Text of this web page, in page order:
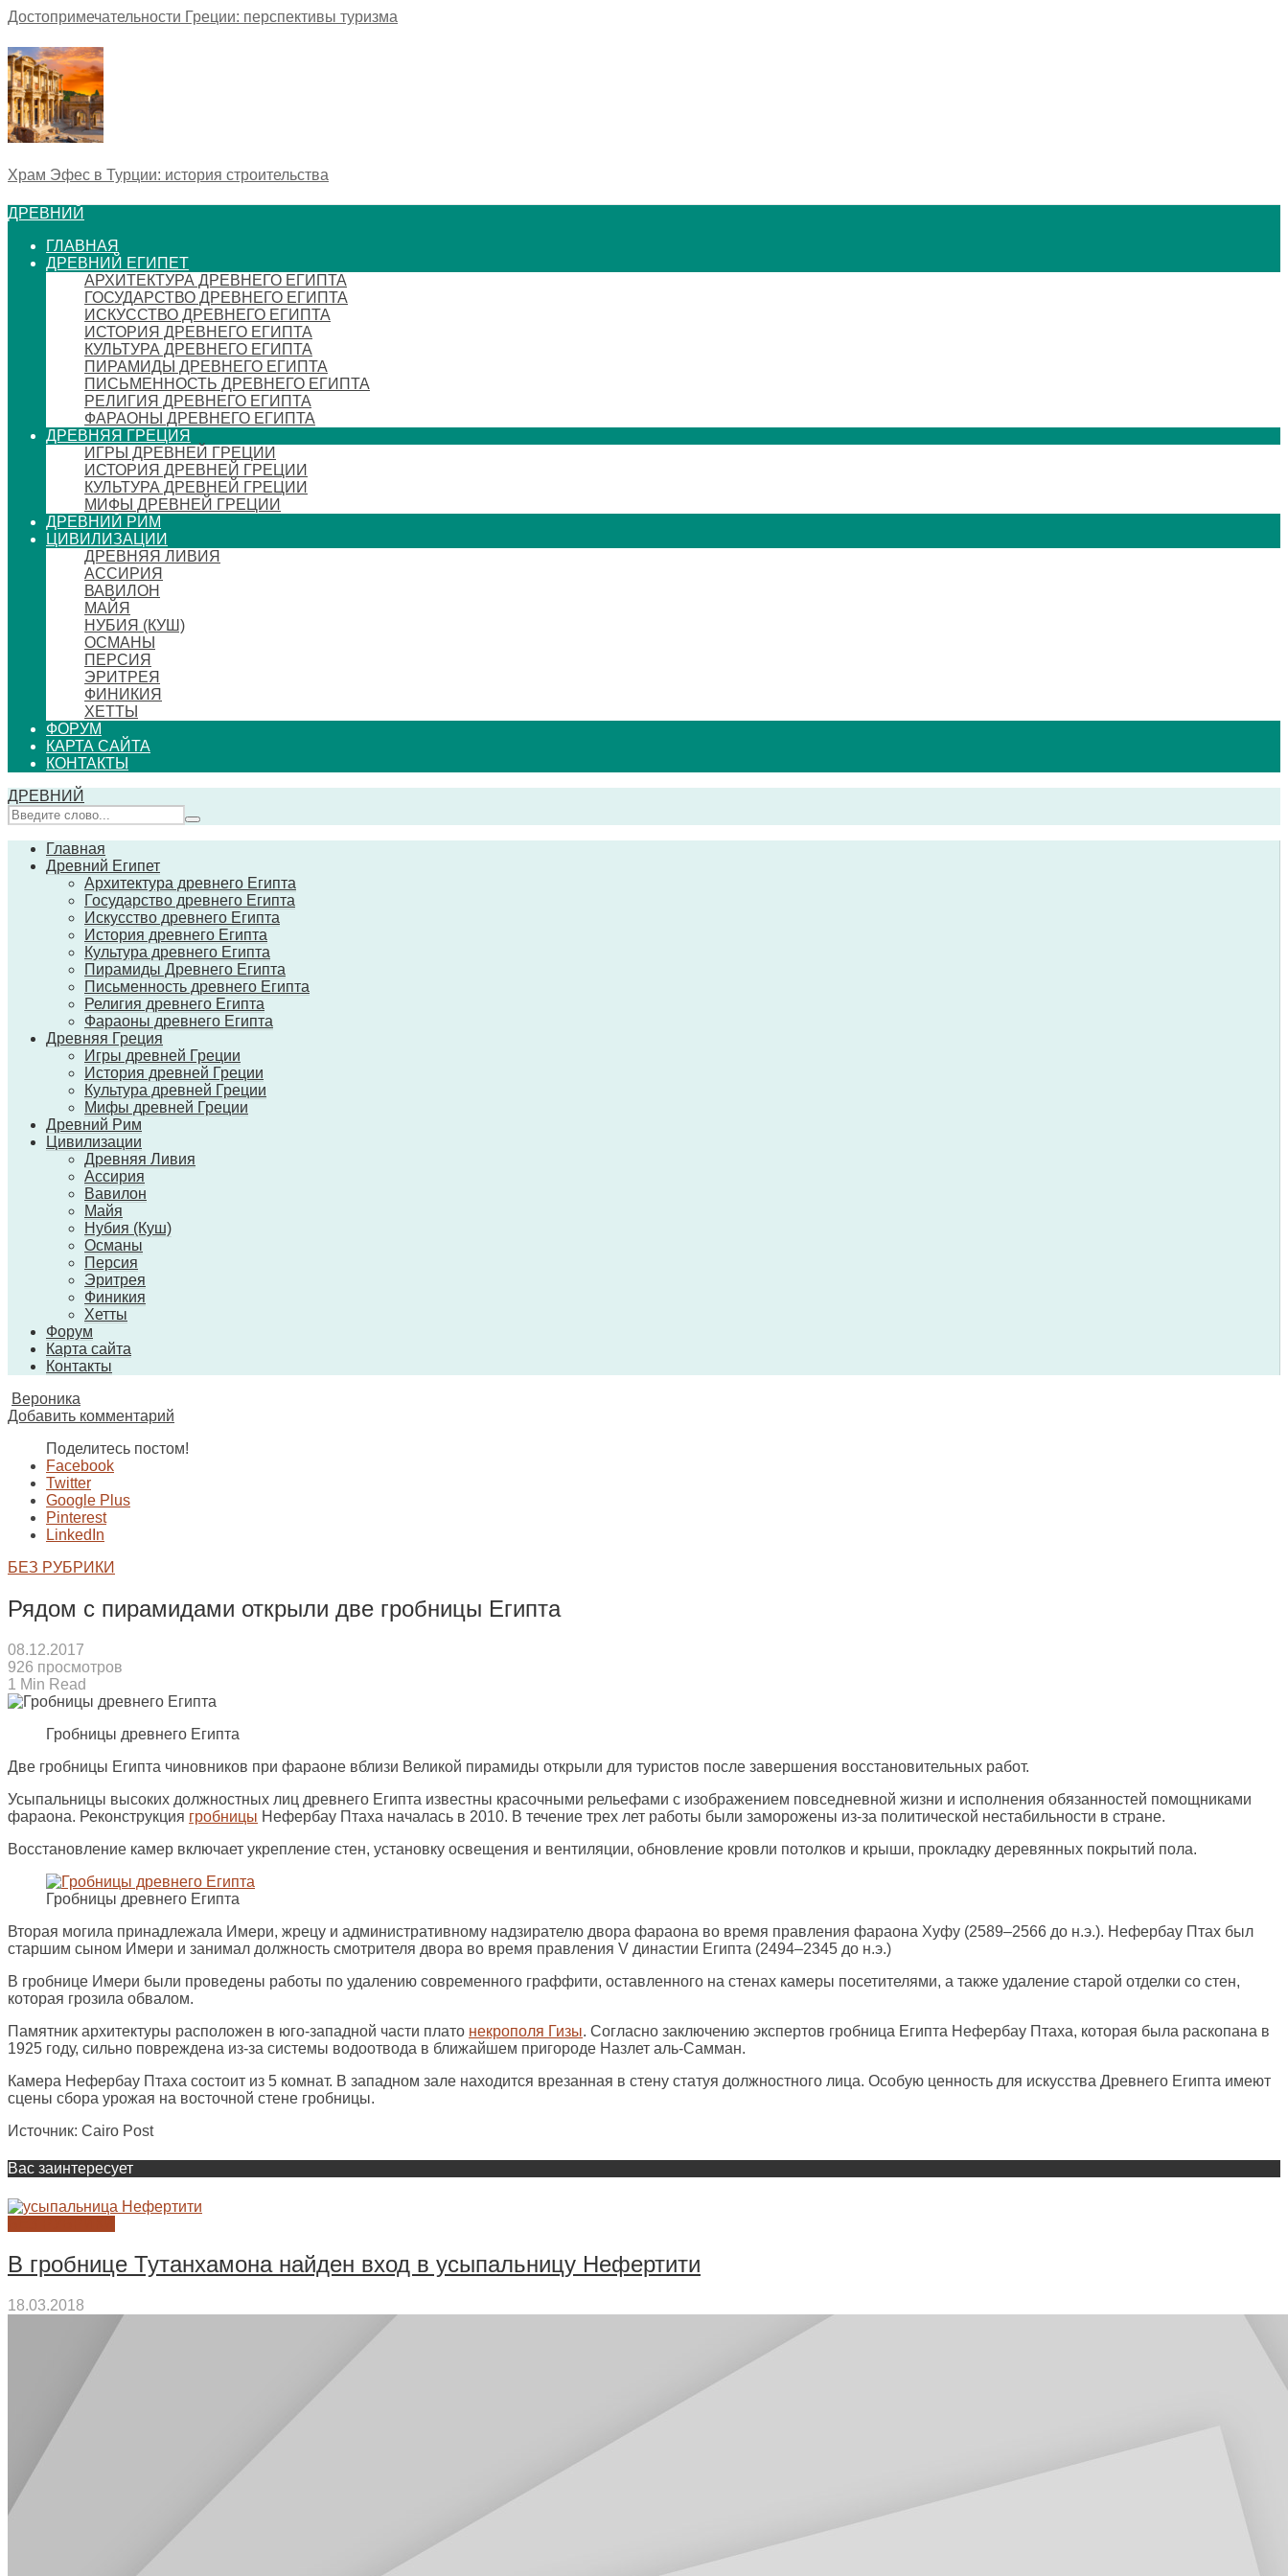
Достопримечательности Греции: перспективы туризма
Храм Эфес в Турции: история строительства
ДРЕВНИЙ
ГЛАВНАЯ
ДРЕВНИЙ ЕГИПЕТ
АРХИТЕКТУРА ДРЕВНЕГО ЕГИПТА
ГОСУДАРСТВО ДРЕВНЕГО ЕГИПТА
ИСКУССТВО ДРЕВНЕГО ЕГИПТА
ИСТОРИЯ ДРЕВНЕГО ЕГИПТА
КУЛЬТУРА ДРЕВНЕГО ЕГИПТА
ПИРАМИДЫ ДРЕВНЕГО ЕГИПТА
ПИСЬМЕННОСТЬ ДРЕВНЕГО ЕГИПТА
РЕЛИГИЯ ДРЕВНЕГО ЕГИПТА
ФАРАОНЫ ДРЕВНЕГО ЕГИПТА
ДРЕВНЯЯ ГРЕЦИЯ
ИГРЫ ДРЕВНЕЙ ГРЕЦИИ
ИСТОРИЯ ДРЕВНЕЙ ГРЕЦИИ
КУЛЬТУРА ДРЕВНЕЙ ГРЕЦИИ
МИФЫ ДРЕВНЕЙ ГРЕЦИИ
ДРЕВНИЙ РИМ
ЦИВИЛИЗАЦИИ
ДРЕВНЯЯ ЛИВИЯ
АССИРИЯ
ВАВИЛОН
МАЙЯ
НУБИЯ (КУШ)
ОСМАНЫ
ПЕРСИЯ
ЭРИТРЕЯ
ФИНИКИЯ
ХЕТТЫ
ФОРУМ
КАРТА САЙТА
КОНТАКТЫ
ДРЕВНИЙ
Главная
Древний Египет
Архитектура древнего Египта
Государство древнего Египта
Искусство древнего Египта
История древнего Египта
Культура древнего Египта
Пирамиды Древнего Египта
Письменность древнего Египта
Религия древнего Египта
Фараоны древнего Египта
Древняя Греция
Игры древней Греции
История древней Греции
Культура древней Греции
Мифы древней Греции
Древний Рим
Цивилизации
Древняя Ливия
Ассирия
Вавилон
Майя
Нубия (Куш)
Османы
Персия
Эритрея
Финикия
Хетты
Форум
Карта сайта
Контакты
Вероника
Добавить комментарий
Поделитесь постом!
Facebook
Twitter
Google Plus
Pinterest
LinkedIn
БЕЗ РУБРИКИ
Рядом с пирамидами открыли две гробницы Египта
08.12.2017
926 просмотров
1 Min Read
Гробницы древнего Египта
Две гробницы Египта чиновников при фараоне вблизи Великой пирамиды открыли для туристов после завершения восстановительных работ.
Усыпальницы высоких должностных лиц древнего Египта известны красочными рельефами с изображением повседневной жизни и исполнения обязанностей помощниками
фараона. Реконструкция гробницы Нефербау Птаха началась в 2010. В течение трех лет работы были заморожены из-за политической нестабильности в стране.
Восстановление камер включает укрепление стен, установку освещения и вентиляции, обновление кровли потолков и крыши, прокладку деревянных покрытий пола.
Гробницы древнего Египта
Вторая могила принадлежала Имери, жрецу и административному надзирателю двора фараона во время правления фараона Хуфу (2589–2566 до н.э.). Нефербау Птах был
старшим сыном Имери и занимал должность смотрителя двора во время правления V династии Египта (2494–2345 до н.э.)
В гробнице Имери были проведены работы по удалению современного граффити, оставленного на стенах камеры посетителями, а также удаление старой отделки со стен,
которая грозила обвалом.
Памятник архитектуры расположен в юго-западной части плато некрополя Гизы. Согласно заключению экспертов гробница Египта Нефербау Птаха, которая была раскопана в
1925 году, сильно повреждена из-за системы водоотвода в ближайшем пригороде Назлет аль-Самман.
Камера Нефербау Птаха состоит из 5 комнат. В западном зале находится врезанная в стену статуя должностного лица. Особую ценность для искусства Древнего Египта имеют
сцены сбора урожая на восточной стене гробницы.
Источник: Cairo Post
Вас заинтересует
В гробнице Тутанхамона найден вход в усыпальницу Нефертити
18.03.2018